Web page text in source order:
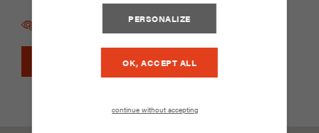
DEMANDER UN DEVIS
PERSONALIZE
OK, ACCEPT ALL
continue without accepting